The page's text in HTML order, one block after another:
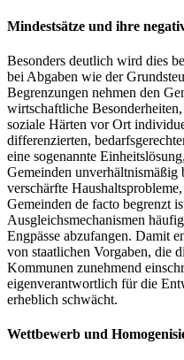
Mindestsätze und ihre
Besonders deutlich wird dies
bei Abgaben wie der
Begrenzungen nehmen den
wirtschaftliche
soziale Härten vor Ort
differenzierten,
eine sogenannte
Gemeinden
verschärfte
Gemeinden de facto begrenzt
Ausgleichsmechanismen
Engpässe abzufangen. Damit
von staatlichen Vorgaben, die
Kommunen zunehmend
eigenverantwortlich für die
erheblich schwächt.
Wettbewerb und